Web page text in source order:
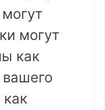
могут
как